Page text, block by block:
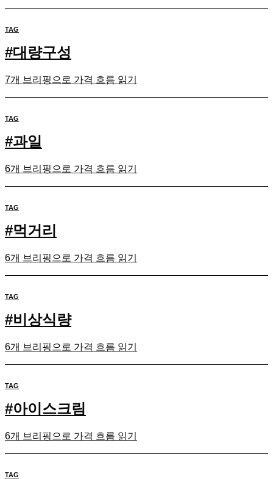
TAG
#대량구성
7개 브리핑으로 가격 흐름 읽기
TAG
#과일
6개 브리핑으로 가격 흐름 읽기
TAG
#먹거리
6개 브리핑으로 가격 흐름 읽기
TAG
#비상식량
6개 브리핑으로 가격 흐름 읽기
TAG
#아이스크림
6개 브리핑으로 가격 흐름 읽기
TAG